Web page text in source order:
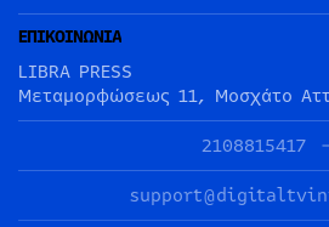
ΕΠΙΚΟΙΝΩΝΙΑ
LIBRA PRESS
Μεταμορφώσεως 11, Μοσχάτο
2108815417